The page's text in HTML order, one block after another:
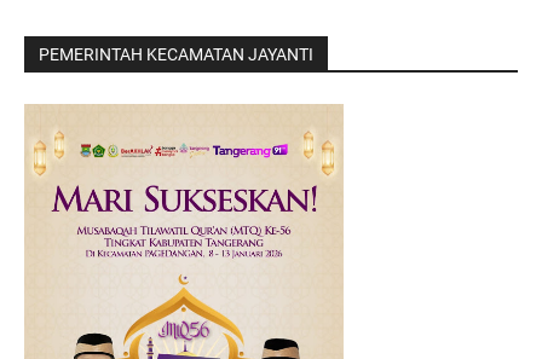
PEMERINTAH KECAMATAN JAYANTI